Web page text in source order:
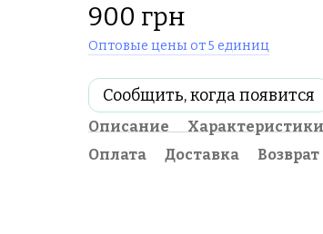
900 грн
Оптовые цены от 5 единиц
Сообщить, когда появится
Описание Характеристики
Оплата
Доставка Возврат